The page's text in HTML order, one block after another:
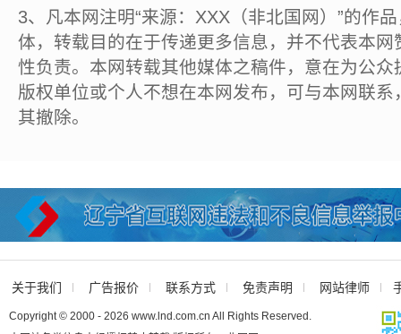
3、凡本网注明“来源：XXX（非北国网）”的作
体，转载目的在于传递更多信息，并不代表本
性负责。本网转载其他媒体之稿件，意在为公
版权单位或个人不想在本网发布，可与本网联
其撤除。
关于我们 广告报价 联系方式 免责声明 网站律师
Copyright © 2000 - 2026 www.lnd.com.cn All Rights Reserved.